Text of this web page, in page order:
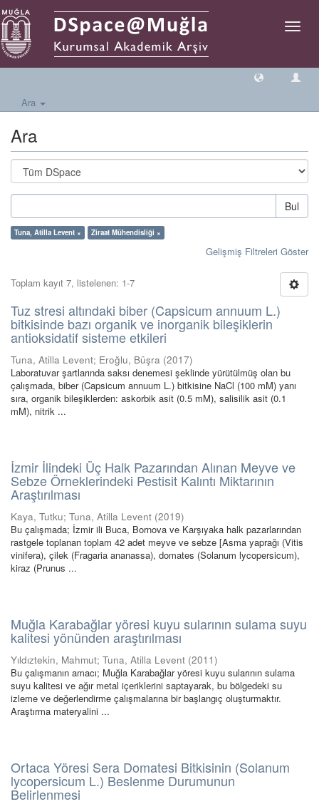
Geçiş
Ara
Ara
Bul
Tuna, Atilla Levent × Ziraat Mühendisliği ×
Gelişmiş Filtreleri Göster
Toplam kayıt 7, listelenen: 1-7
Tuz stresi altındaki biber (Capsicum annuum L.)
bitkisinde bazı organik ve inorganik bileşiklerin
antioksidatif sisteme etkileri
Tuna, Atilla Levent; Eroğlu, Büşra (2017)
Laboratuvar şartlarında saksı denemesi şeklinde yürütülmüş olan bu
çalışmada, biber (Capsicum annuum L.) bitkisine NaCl (100 mM) yanı
sıra, organik bileşiklerden: askorbik asit (0.5 mM), salisilik asit (0.1
mM), nitrik ...
İzmir İlindeki Üç Halk Pazarından Alınan Meyve ve
Sebze Örneklerindeki Pestisit Kalıntı Miktarının
Araştırılması
Kaya, Tutku; Tuna, Atilla Levent (2019)
Bu çalışmada; İzmir ili Buca, Bornova ve Karşıyaka halk pazarlarından
rastgele toplanan toplam 42 adet meyve ve sebze [Asma yaprağı (Vitis
vinifera), çilek (Fragaria ananassa), domates (Solanum lycopersicum),
kiraz (Prunus ...
Muğla Karabağlar yöresi kuyu sularının sulama suyu
kalitesi yönünden araştırılması
Yıldıztekin, Mahmut; Tuna, Atilla Levent (2011)
Bu çalışmanın amacı; Muğla Karabağlar yöresi kuyu sularının sulama
suyu kalitesi ve ağır metal içeriklerini saptayarak, bu bölgedeki su
izleme ve değerlendirme çalışmalarına bir başlangıç oluşturmaktır.
Araştırma materyalini ...
Ortaca Yöresi Sera Domatesi Bitkisinin (Solanum
lycopersicum L.) Beslenme Durumunun
Belirlenmesi